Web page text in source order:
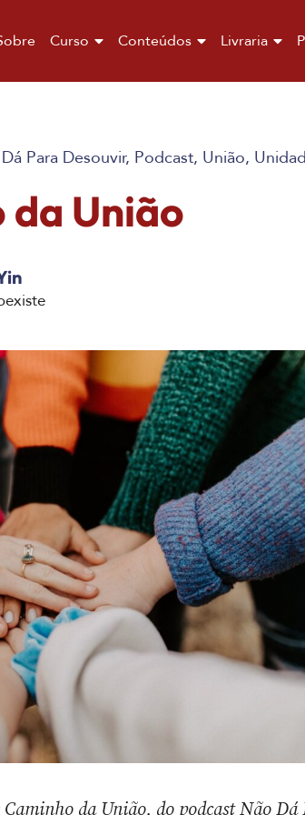
Curso Conteúdos Livraria
Para Desouvir, Podcast, União,
da União
Caminho da União, do podcast Não Dá